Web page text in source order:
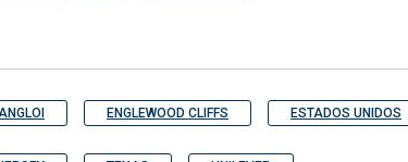
ENGLEWOOD CLIFFS ESTADOS UNIDOS